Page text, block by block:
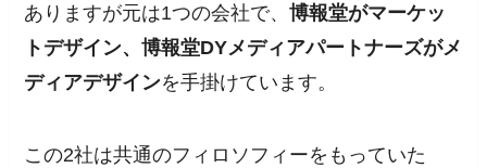
ありますが元は1つの会社で、博報堂がマーケッ
トデザイン、博報堂DYメディアパートナーズがメ
ディアデザインを手掛けています。
この2社は共通のフィロソフィーをもっていた